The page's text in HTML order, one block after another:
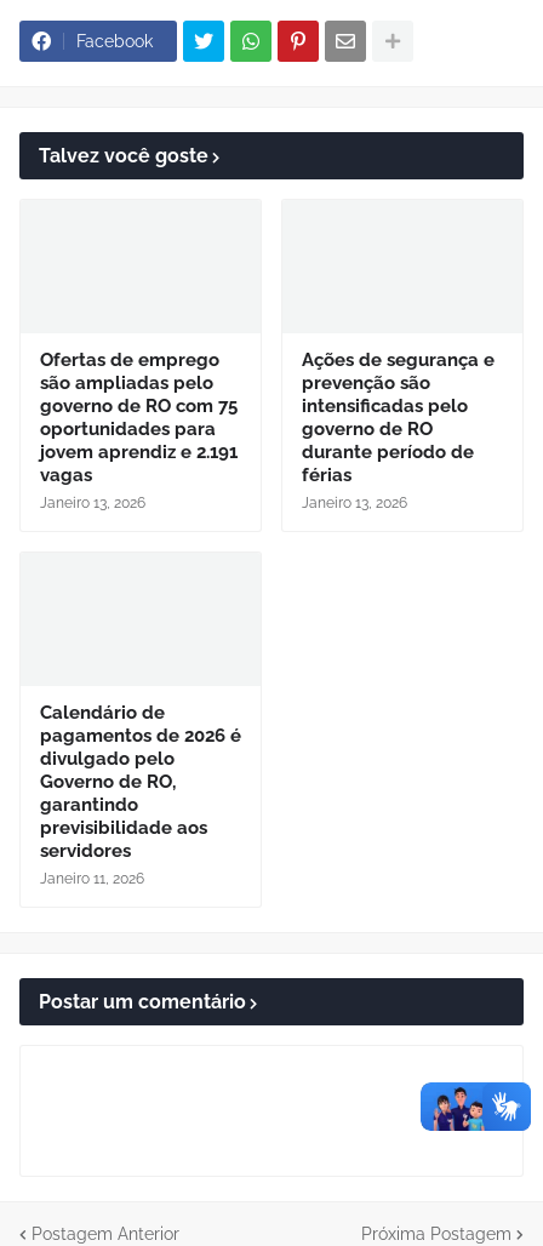
Facebook
Talvez você goste
Ofertas de emprego
são ampliadas pelo
governo de RO com 75
oportunidades para
jovem aprendiz e 2.191
vagas
Janeiro 13, 2026
Ações de segurança e
prevenção são
intensificadas pelo
governo de RO
durante período de
férias
Janeiro 13, 2026
Calendário de
pagamentos de 2026 é
divulgado pelo
Governo de RO,
garantindo
previsibilidade aos
servidores
Janeiro 11, 2026
Postar um comentário
Postagem Anterior Próxima Postagem